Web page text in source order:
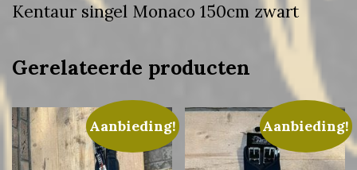
Kentaur singel Monaco 150cm zwart
Gerelateerde producten
Aanbieding! Aanbieding!